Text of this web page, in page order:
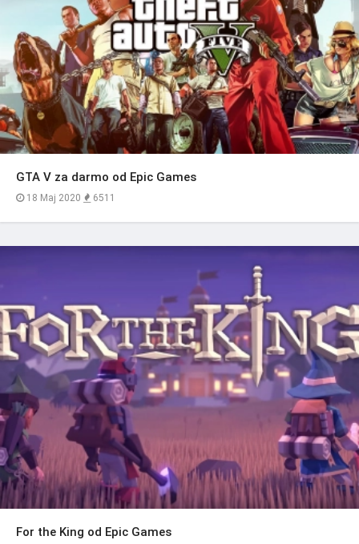
GTA V za darmo od Epic Games
18 Maj 2020 6511
For the King od Epic Games